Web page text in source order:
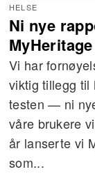
HELSE
Ni nye
Vi har
viktig tillegg til
testen — ni
våre brukere
år lanserte vi
som...